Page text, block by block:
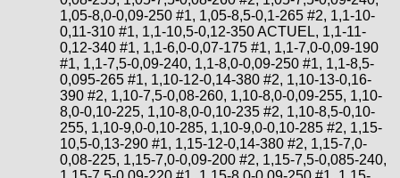
1,05-8,0-0,09-250 #1, 1,05-8,5-0,1-265 #2, 1,1-10-
0,11-310 #1, 1,1-10,5-0,12-350 ACTUEL, 1,1-11-
0,12-340 #1, 1,1-6,0-0,07-175 #1, 1,1-7,0-0,09-190
#1, 1,1-7,5-0,09-240, 1,1-8,0-0,09-250 #1, 1,1-8,5-
0,095-265 #1, 1,10-12-0,14-380 #2, 1,10-13-0,16-
390 #2, 1,10-7,5-0,08-260, 1,10-8,0-0,09-255, 1,10-
8,0-0,10-225, 1,10-8,0-0,10-235 #2, 1,10-8,5-0,10-
255, 1,10-9,0-0,10-285, 1,10-9,0-0,10-285 #2, 1,15-
10,5-0,13-290 #1, 1,15-12-0,14-380 #2, 1,15-7,0-
0,08-225, 1,15-7,0-0,09-200 #2, 1,15-7,5-0,085-240,